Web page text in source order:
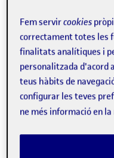
Porte des de fa un temps
gràfiques dins del món
Fem servircookies
correctament totes les
finalitats analítiques i
personalitzada d'acord
teus hàbits de
configurar les teves
ne més informació en